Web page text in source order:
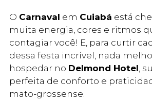
O Carnaval em Cuiabá está
muita energia, cores e ritmos
contagiar você! E, para curtir
dessa festa incrível, nada
hospedar no Delmond Hotel ,
perfeita de conforto e
mato-grossense.